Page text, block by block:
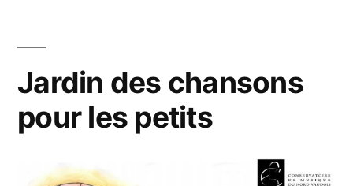
Jardin des chansons
pour les petits